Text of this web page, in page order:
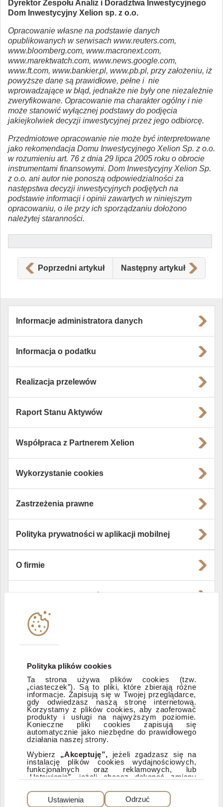
Polityka plików cookies
Ta strona używa plików cookies (tzw.
„ciasteczek”). Są to pliki, które zbierają różne
informacje. Zapisują się w Twojej przeglądarce,
gdy odwiedzasz naszą stronę internetową.
Korzystamy z plików cookies, aby zaoferować
produkty i usługi na najwyższym poziomie.
Konieczne pliki cookies zapisują się
automatycznie jako niezbędne do prawidłowego
działania naszej strony.
Wybierz „Akceptuję”, jeżeli zgadzasz się na
instalację plików cookies wydajnościowych,
funkcjonalnych oraz reklamowych, lub
„Ustawienia”, jeżeli chcesz dokonać zmiany
Dzięki plikom cookies możemy: udostępniać
Ustawienia Odrzuć
Dyrektor Zespołu Analiz i Doradztwa Inwestycyjnego
Dom Inwestycyjny Xelion sp. z o.o.
Opracowanie własne na podstawie danych
opublikowanych w serwisach www.reuters.com,
www.bloomberg.com, www.macronext.com,
www.marektwatch.com, www.news.google.com,
www.ft.com, www.bankier.pl, www.pb.pl, przy założeniu, iż
powyższe dane są prawidłowe, pełne i nie
wprowadzające w błąd, jednakże nie były one niezależnie
zweryfikowane. Opracowanie ma charakter ogólny i nie
może stanowić wyłącznej podstawy do podjęcia
jakiejkolwiek decyzji inwestycyjnej przez jego odbiorcę.
Przedmiotowe opracowanie nie może być interpretowane
jako rekomendacja Domu Inwestycyjnego Xelion Sp. z o.o.
w rozumieniu art. 76 z dnia 29 lipca 2005 roku o obrocie
instrumentami finansowymi. Dom Inwestycyjny Xelion Sp.
z o.o. ani autor nie ponoszą odpowiedzialności za
następstwa decyzji inwestycyjnych podjętych na
podstawie informacji i opinii zawartych w niniejszym
opracowaniu, o ile przy ich sporządzaniu dołożono
należytej staranności.
Poprzedni artykuł Następny artykuł
Informacje administratora danych
Informacja o podatku
Realizacja przelewów
Raport Stanu Aktywów
Współpraca z Partnerem Xelion
Wykorzystanie cookies
Zastrzeżenia prawne
Polityka prywatności w aplikacji mobilnej
O firmie
Instytucje współpracujące
Zastrzeżenia prawne
ESG
PEŁNA WERSJA SERWISU